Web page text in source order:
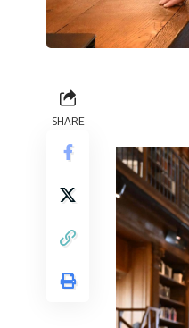
SHARE